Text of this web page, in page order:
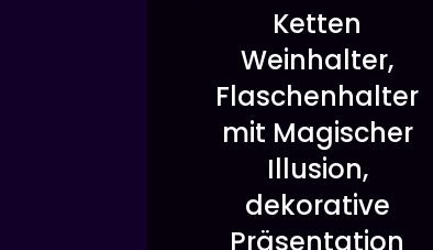
Ketten
Weinhalter,
Flaschenhalter
mit Magischer
Illusion,
dekorative
Präsentation